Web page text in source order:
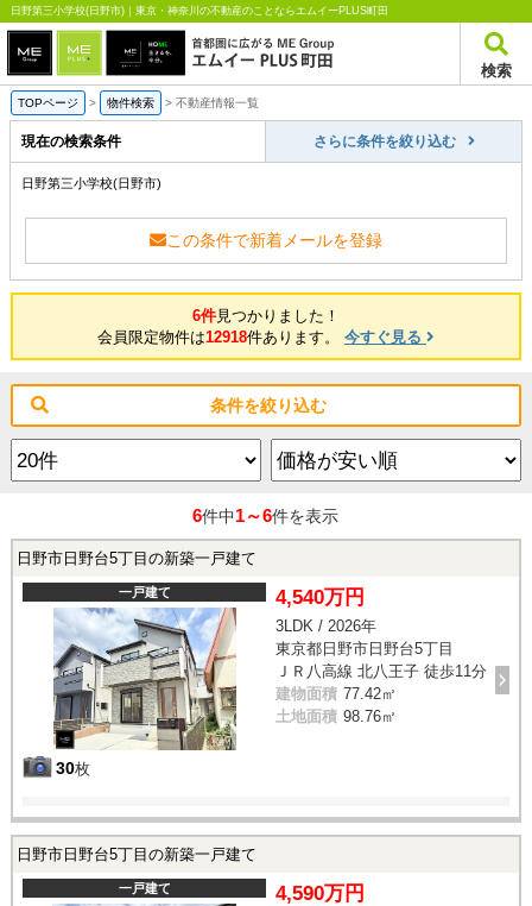
日野第三小学校(日野市)｜東京・神奈川の不動産のことならエムイーPLUS町田
検索
TOPページ > 物件検索 > 不動産情報一覧
現在の検索条件 さらに条件を絞り込む
日野第三小学校(日野市)
この条件で新着メールを登録
6件見つかりました！
会員限定物件は12918件あります。 今すぐ見る
条件を絞り込む
6件中1～6件を表示
日野市日野台5丁目の新築一戸建て
一戸建て
30枚
4,540万円
3LDK / 2026年
東京都日野市日野台5丁目
ＪＲ八高線 北八王子 徒歩11分
建物面積 77.42㎡
土地面積 98.76㎡
日野市日野台5丁目の新築一戸建て
一戸建て 4,590万円